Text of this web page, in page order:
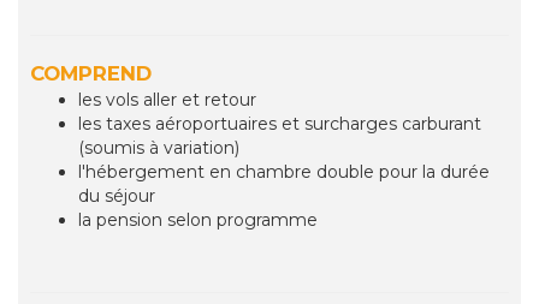
COMPREND
les vols aller et retour
les taxes aéroportuaires et surcharges carburant
(soumis à variation)
l'hébergement en chambre double pour la durée
du séjour
la pension selon programme